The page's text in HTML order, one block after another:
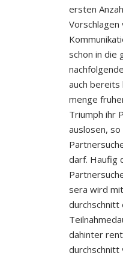
ersten
schon in die
auch
menge
Triumph ihr
auslosen,
darf. Haufig
sera wird
durchschnitt
dahinter
durchschnitt